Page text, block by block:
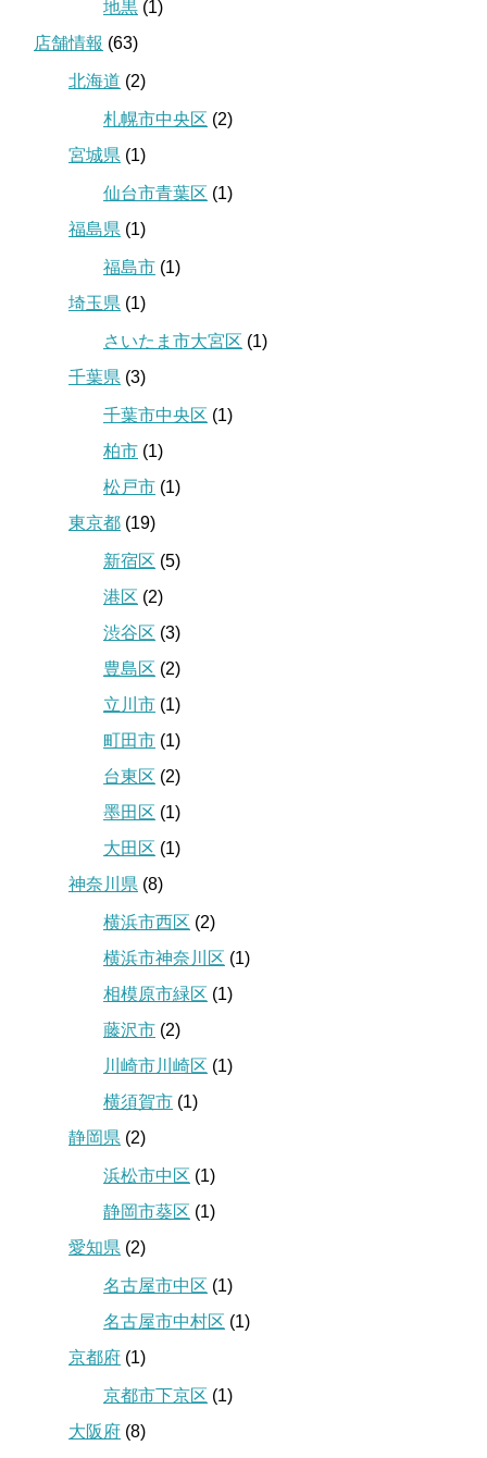
地黒 (1)
店舗情報 (63)
北海道 (2)
札幌市中央区 (2)
宮城県 (1)
仙台市青葉区 (1)
福島県 (1)
福島市 (1)
埼玉県 (1)
さいたま市大宮区 (1)
千葉県 (3)
千葉市中央区 (1)
柏市 (1)
松戸市 (1)
東京都 (19)
新宿区 (5)
港区 (2)
渋谷区 (3)
豊島区 (2)
立川市 (1)
町田市 (1)
台東区 (2)
墨田区 (1)
大田区 (1)
神奈川県 (8)
横浜市西区 (2)
横浜市神奈川区 (1)
相模原市緑区 (1)
藤沢市 (2)
川崎市川崎区 (1)
横須賀市 (1)
静岡県 (2)
浜松市中区 (1)
静岡市葵区 (1)
愛知県 (2)
名古屋市中区 (1)
名古屋市中村区 (1)
京都府 (1)
京都市下京区 (1)
大阪府 (8)